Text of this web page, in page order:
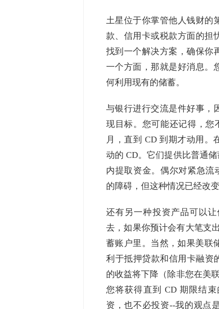
土星位于你掌管他人钱财的
款、信用卡或税款方面的担
找到一个解决方案，确保你
一个方面，那就是好消息。
何利用现有的储蓄。
与银行进行交流是件好事，
现目标。您可能还记得，您
月，直到 CD 到期才动用。
动的 CD。它们提供比普通
内提取资金。偶尔对紧急流
的障碍，但这种情况已经改
还有另一种投资产品可以
去，如果你预计会有大笔支
蓄账户里。当然，如果美联
利于抵押贷款和信用卡融资
的收益将下降（除非您在美
您将获得直到 CD 期限结
资，也不必投资--我的观点